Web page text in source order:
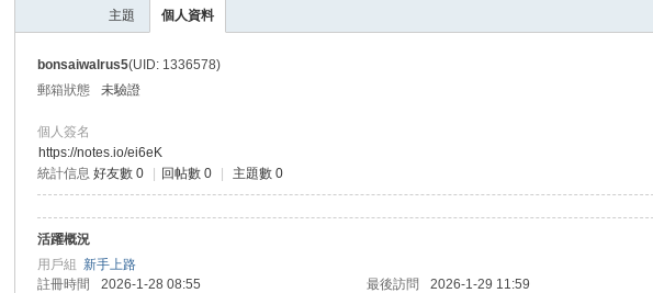
主題 個人資料
bonsaiwalrus5(UID: 1336578)
郵箱狀態
未驗證
個人簽名
https://notes.io/ei6eK
統計信息 好友數 0 回帖數 0 主題數 0
活躍概況
用戶組新手上路
註冊時間
2026-1-28 08:55 最後訪問 2026-1-29 11:59